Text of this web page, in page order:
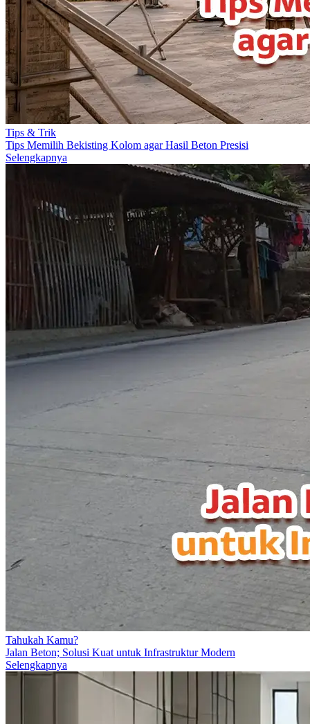
Tips & Trik
Tips Memilih Bekisting Kolom agar Hasil Beton Presisi
Selengkapnya
Tahukah Kamu?
Jalan Beton; Solusi Kuat untuk Infrastruktur Modern
Selengkapnya